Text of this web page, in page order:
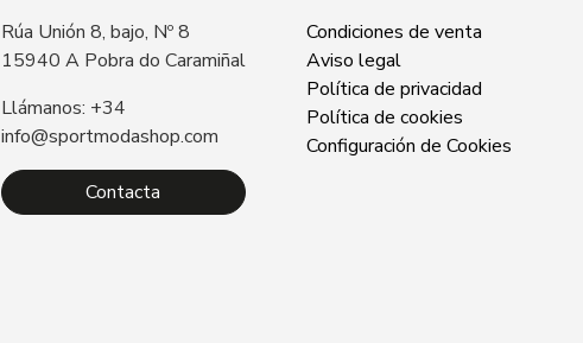
Rúa Unión 8, bajo, Nº 8
15940 A Pobra do Caramiñal
Llámanos: +34
info@sportmodashop.com
Contacta
Condiciones de venta
Aviso legal
Política de privacidad
Política de cookies
Configuración de Cookies